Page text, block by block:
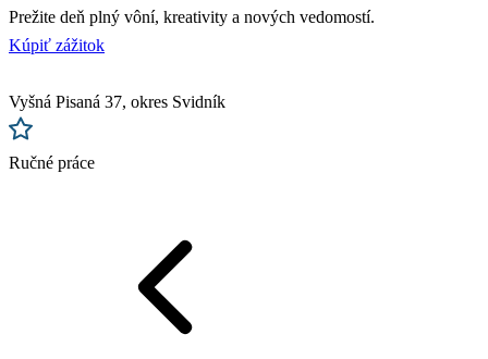
Prežite deň plný vôní, kreativity a nových vedomostí.
Kúpiť zážitok
Vyšná Pisaná 37, okres Svidník
Ručné práce